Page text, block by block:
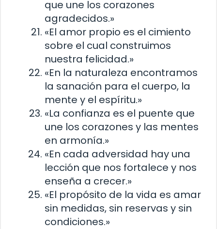
que une los corazones
agradecidos.»
«El amor propio es el cimiento
sobre el cual construimos
nuestra felicidad.»
«En la naturaleza encontramos
la sanación para el cuerpo, la
mente y el espíritu.»
«La confianza es el puente que
une los corazones y las mentes
en armonía.»
«En cada adversidad hay una
lección que nos fortalece y nos
enseña a crecer.»
«El propósito de la vida es amar
sin medidas, sin reservas y sin
condiciones.»